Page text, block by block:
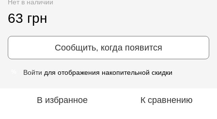
Нет в наличии
63 грн
Сообщить, когда появится
Войти для отображения накопительной скидки
В избранное К сравнению